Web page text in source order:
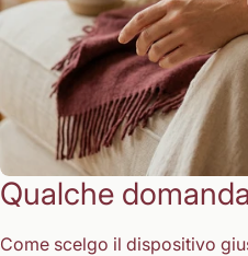
Qualche domanda
Come scelgo il dispositivo